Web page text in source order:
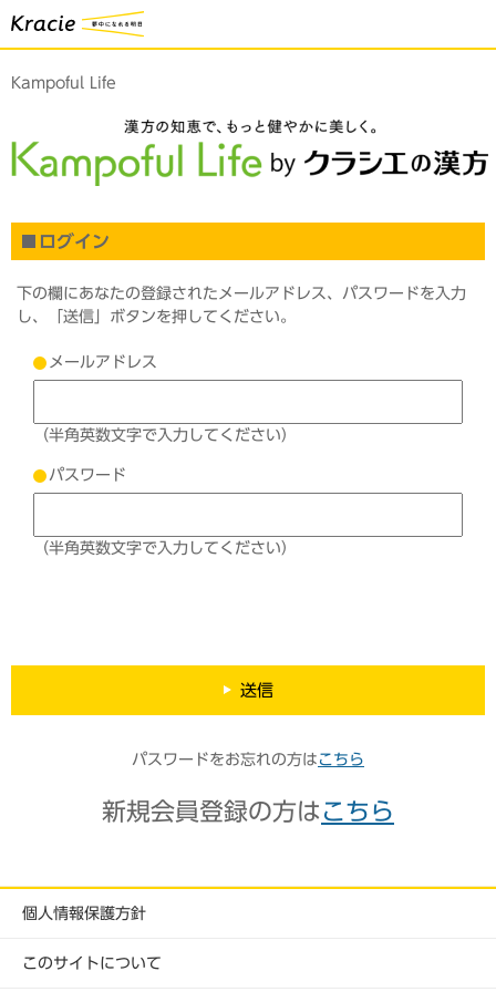
Kampoful Life
ログイン
下の欄にあなたの登録されたメールアドレス、パスワードを入力
し、「送信」ボタンを押してください。
メールアドレス
（半角英数文字で入力してください）
パスワード
（半角英数文字で入力してください）
送信
パスワードをお忘れの方は こちら
新規会員登録の方は こちら
個人情報保護方針
このサイトについて